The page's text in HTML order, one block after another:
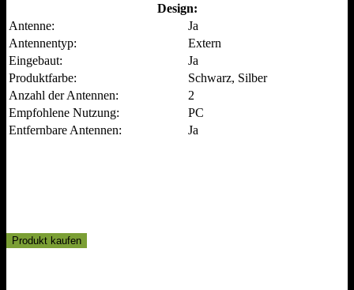
Design:
Antenne:
Ja
Antennentyp:
Extern
Eingebaut:
Ja
Produktfarbe:
Schwarz, Silber
Anzahl der Antennen:
2
Empfohlene Nutzung:
PC
Entfernbare Antennen:
Ja
Produkt kaufen